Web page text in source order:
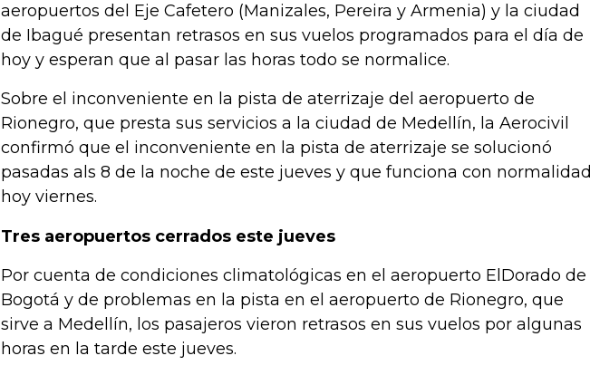
aeropuertos del Eje Cafetero (Manizales, Pereira y Armenia) y la ciudad
de Ibagué presentan retrasos en sus vuelos programados para el día de
hoy y esperan que al pasar las horas todo se normalice.
Sobre el inconveniente en la pista de aterrizaje del aeropuerto de
Rionegro, que presta sus servicios a la ciudad de Medellín, la Aerocivil
confirmó que el inconveniente en la pista de aterrizaje se solucionó
pasadas als 8 de la noche de este jueves y que funciona con normalidad
hoy viernes.
Tres aeropuertos cerrados este jueves
Por cuenta de condiciones climatológicas en el aeropuerto ElDorado de
Bogotá y de problemas en la pista en el aeropuerto de Rionegro, que
sirve a Medellín, los pasajeros vieron retrasos en sus vuelos por algunas
horas en la tarde este jueves.